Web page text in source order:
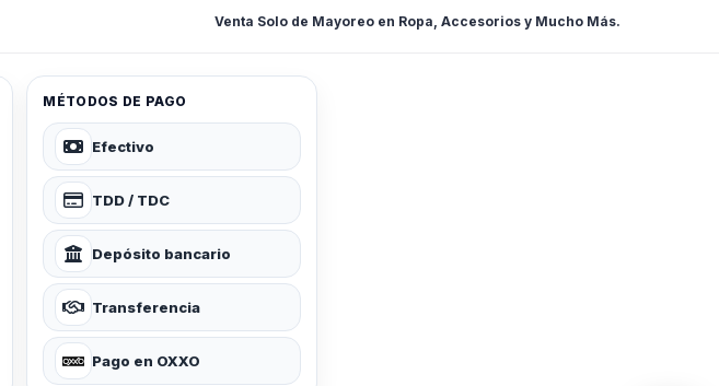
Venta Solo de Mayoreo en Ropa, Accesorios y Mucho Más.
MÉTODOS DE PAGO
Efectivo
TDD / TDC
Depósito bancario
Transferencia
Pago en OXXO